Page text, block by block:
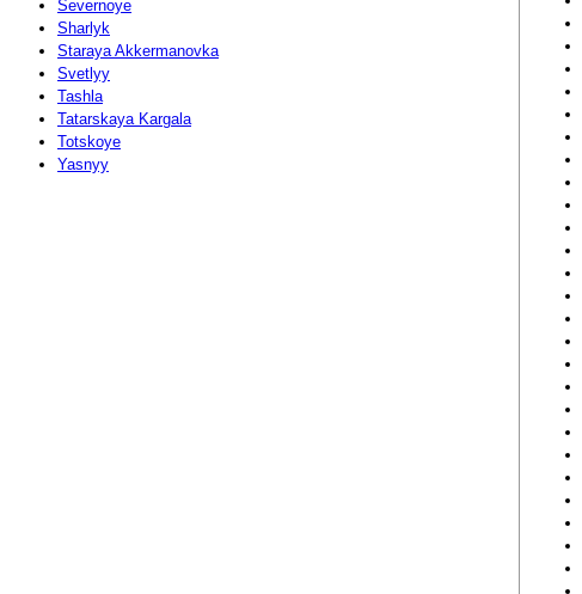
Severnoye
Sharlyk
Staraya Akkermanovka
Svetlyy
Tashla
Tatarskaya Kargala
Totskoye
Yasnyy